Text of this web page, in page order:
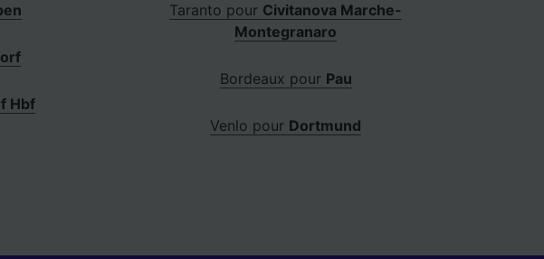
Hbf
Taranto pour Civitanova Marche-
Montegranaro
Bordeaux pour Pau
Venlo pour Dortmund